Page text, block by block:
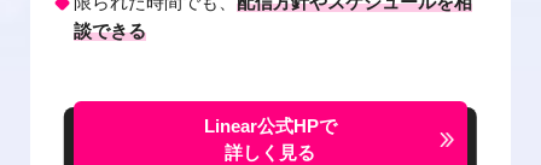
談できる
Linear公式HPで
詳しく見る